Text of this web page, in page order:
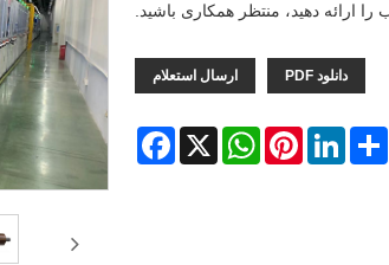
دهید، منتظر همکاری باشید.
ارسال استعلام دانلود PDF
Facebook X
WhatsAppPinterestLinkedInShare